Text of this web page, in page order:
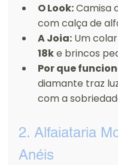
O Look: Camisa
com calça de
A Joia: Um colar
18k e brincos
Por que
diamante traz
com a
2. Alfaiataria
Anéis